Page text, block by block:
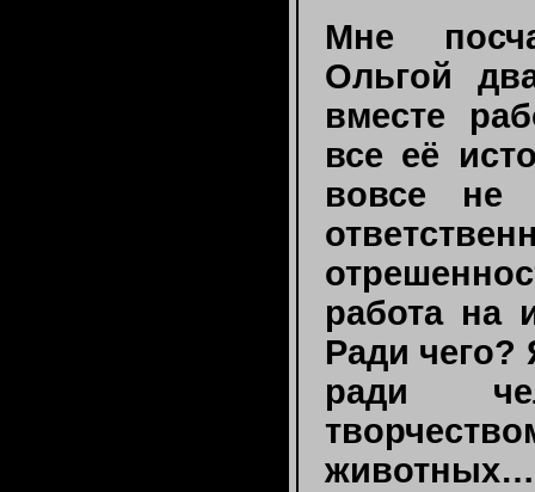
Мне
Ольгой
вместе
все её
вовсе не
работа на
Ради чего?
ради
животных…